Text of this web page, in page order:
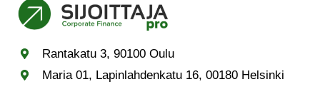
Rantakatu 3, 90100 Oulu
Maria 01, Lapinlahdenkatu 16, 00180 Helsinki